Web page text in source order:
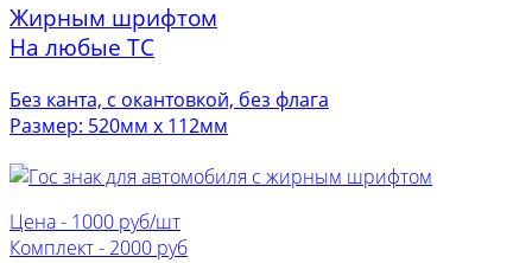
Жирным шрифтом
На любые ТС
Без канта, с окантовкой, без флага
Размер: 520мм х 112мм
Цена - 1000 руб/шт
Комплект - 2000 руб